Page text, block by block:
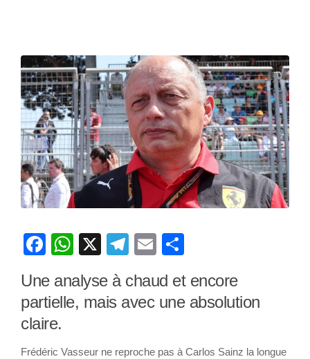
Facebook
WhatsApp
X Telegram
Email
Une analyse à chaud et encore
partielle, mais avec une absolution
claire.
Frédéric Vasseur ne reproche pas à Carlos Sainz la longue